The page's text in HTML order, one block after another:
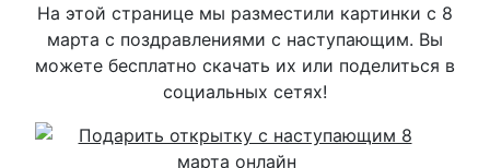
На этой странице мы разместили картинки с 8
марта с поздравлениями с наступающим. Вы
можете бесплатно скачать их или поделиться в
социальных сетях!